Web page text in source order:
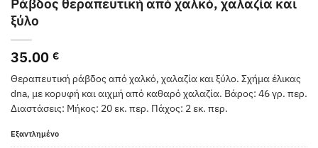
ξύλο
35.00 €
Θεραπευτική ράβδος από χαλκό, χαλαζία και ξύλο. Σχήμα έλικας
dna, με κορυφή και αιχμή από καθαρό χαλαζία. Βάρος: 46 γρ. περ.
Διαστάσεις: Μήκος: 20 εκ. περ. Πάχος: 2 εκ. περ.
Εξαντλημένο